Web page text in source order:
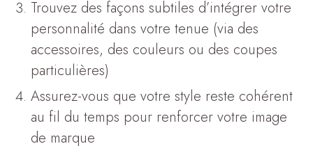
Trouvez des façons subtiles d’intégrer votre
personnalité dans votre tenue (via des
accessoires, des couleurs ou des coupes
particulières)
Assurez-vous que votre style reste cohérent
au fil du temps pour renforcer votre image
de marque